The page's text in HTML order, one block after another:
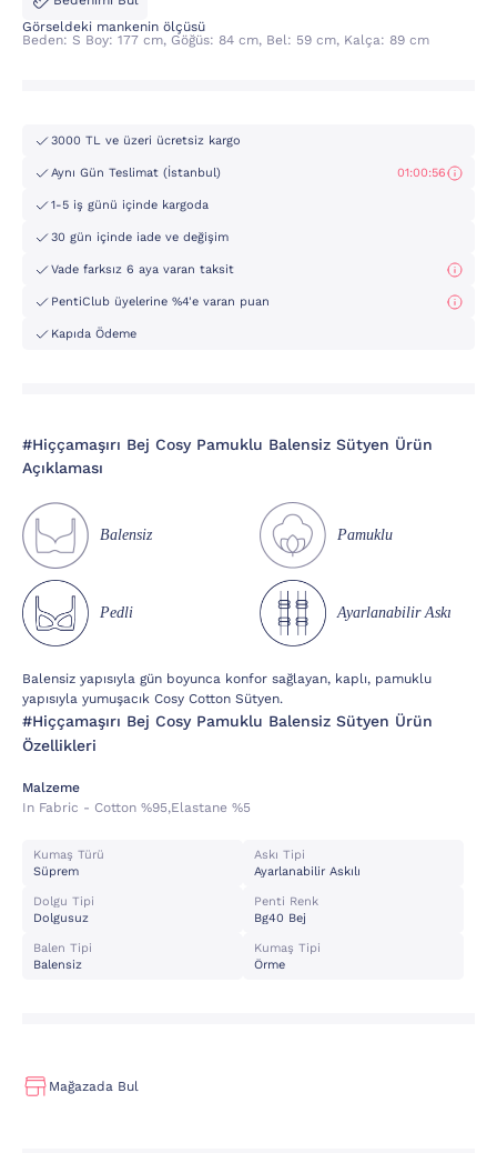
Görseldeki mankenin ölçüsü
Beden: S Boy: 177 cm, Göğüs: 84 cm, Bel: 59 cm, Kalça: 89 cm
3000 TL ve üzeri ücretsiz kargo
Aynı Gün Teslimat (İstanbul) 01:00:55
1-5 iş günü içinde kargoda
30 gün içinde iade ve değişim
Vade farksız 6 aya varan taksit
PentiClub üyelerine %4'e varan puan
Kapıda Ödeme
#Hiççamaşırı Bej Cosy Pamuklu Balensiz Sütyen Ürün
Açıklaması
Balensiz Pamuklu
Pedli Ayarlanabilir Askı
Balensiz yapısıyla gün boyunca konfor sağlayan, kaplı, pamuklu
yapısıyla yumuşacık Cosy Cotton Sütyen.
#Hiççamaşırı Bej Cosy Pamuklu Balensiz Sütyen Ürün
Özellikleri
Malzeme
In Fabric - Cotton %95,elastane %5
Kumaş Türü
Süprem
Askı Tipi
Ayarlanabilir Askılı
Dolgu Tipi
Dolgusuz
Penti Renk
Bg40 Bej
Balen Tipi
Balensiz
Kumaş Tipi
Örme
Mağazada Bul